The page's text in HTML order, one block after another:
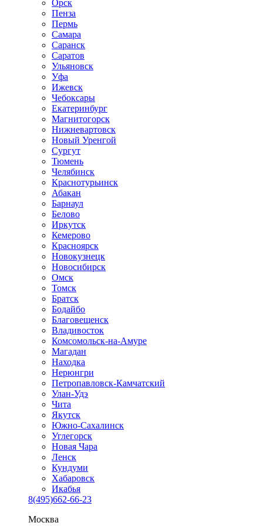
Орск
Пенза
Пермь
Самара
Саранск
Саратов
Ульяновск
Уфа
Ижевск
Чебоксары
Екатеринбург
Магнитогорск
Нижневартовск
Новый Уренгой
Сургут
Тюмень
Челябинск
Краснотурьинск
Абакан
Барнаул
Белово
Иркутск
Кемерово
Красноярск
Новокузнецк
Новосибирск
Омск
Томск
Братск
Бодайбо
Благовещенск
Владивосток
Комсомольск-на-Амуре
Магадан
Находка
Нерюнгри
Петропавловск-Камчатский
Улан-Удэ
Чита
Якутск
Южно-Сахалинск
Углегорск
Новая Чара
Ленск
Кундуми
Хабаровск
Икабья
8(495)662-66-23
Москва